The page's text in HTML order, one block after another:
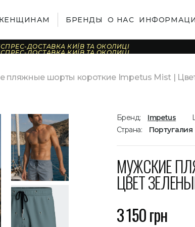
БРЕНДЫ О НАС
ДОСТАВКА КИЇВ ТА ОКОЛИЦІ
ДОСТАВКА КИЇВ ТА ОКОЛИЦІ
ДОСТАВКА КИЇВ ТА ОКОЛИЦІ
ДОСТАВКА КИЇВ ТА ОКОЛИЦІ
ДОСТАВКА КИЇВ ТА ОКОЛИЦІ
ДОСТАВКА КИЇВ ТА ОКОЛИЦІ
ДОСТАВКА КИЇВ ТА ОКОЛИЦІ
ДОСТАВКА КИЇВ ТА ОКОЛИЦІ
ДОСТАВКА КИЇВ ТА ОКОЛИЦІ
пляжные шорты короткие Impetus Mist |
Бренд: Impetus
Страна:
Португалия
МУЖСКИЕ
ЦВЕТ
3 150 грн